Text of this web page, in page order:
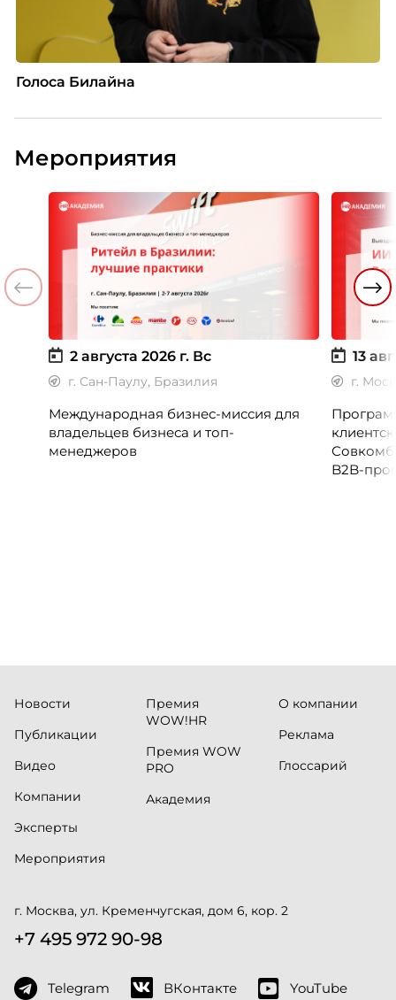
Голоса Билайна
Мероприятия
2 августа 2026 г. Вс
г. Сан-Паулу, Бразилия
Международная бизнес-миссия для
владельцев бизнеса и топ-
менеджеров
13
г.
B2B-
Новости
Публикации
Видео
Компании
Эксперты
Мероприятия
Премия
WOW!HR
Премия WOW
PRO
Академия
О компании
Реклама
Глоссарий
г. Москва, ул. Кременчугская, дом 6, кор. 2
+7 495 972 90-98
Telegram ВКонтакте YouTube